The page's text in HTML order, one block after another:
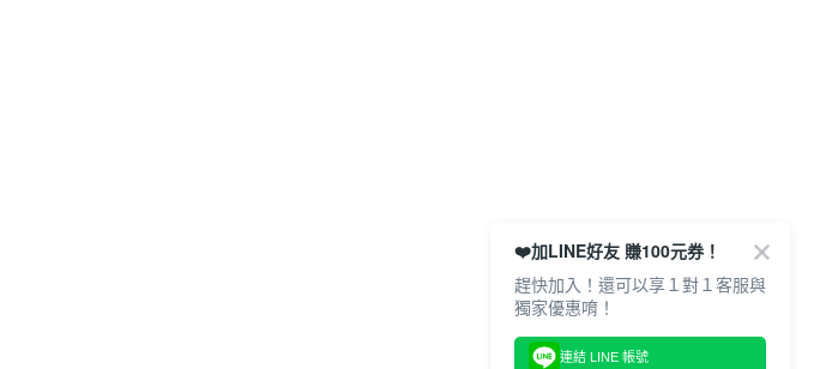
❤️加LINE好友 賺100元券！
趕快加入！還可以享１對１客服與
獨家優惠唷！
連結 LINE 帳號